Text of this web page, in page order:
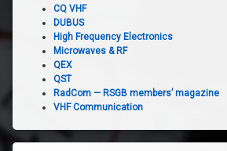
CQ VHF
DUBUS
High Frequency Electronics
Microwaves & RF
QEX
QST
RadCom — RSGB members’ magazine
VHF Communication